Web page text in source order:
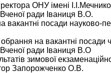
ОНУ імені
ради Іваниця В.О.
посади науково-
на вакантні посади
ради Іваниця В.О
зимової
Запорожченко О.В.